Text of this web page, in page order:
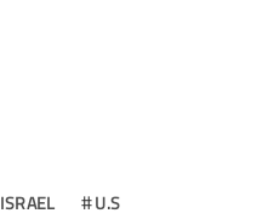
ISRAEL
U.S